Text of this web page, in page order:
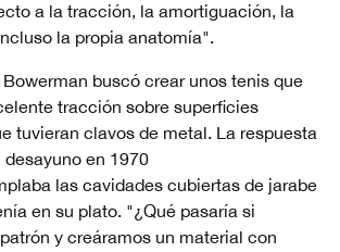
a la tracción, la amortiguación, la
la propia anatomía".
buscó crear unos tenis que
tracción sobre superficies
tuvieran clavos de metal. La respuesta
en 1970
las cavidades cubiertas de jarabe
en su plato. "¿Qué pasaría si
y creáramos un material con